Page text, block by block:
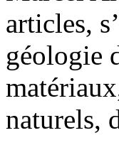
articles,
géologie
naturels,